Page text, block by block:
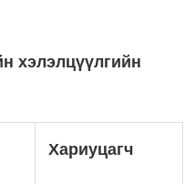
хэлэлцүүлгийн
Хариуцагч